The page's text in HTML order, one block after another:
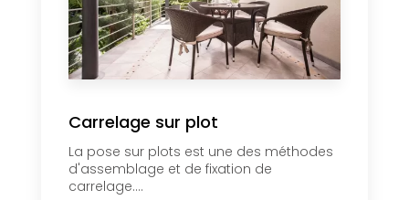
Carrelage sur plot
La pose sur plots est une des méthodes
d'assemblage et de fixation de
carrelage....